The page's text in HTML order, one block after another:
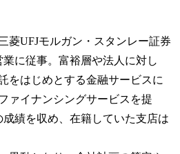
菱UFJモルガン・スタンレー証券
に従事。富裕層や法人に対し
をはじめとする金融サービスに
ァイナンシングサービスを提
績を収め、在籍していた支店は